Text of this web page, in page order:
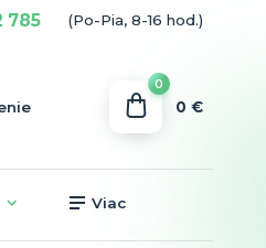
785 (Po-Pia, 8-16 hod.)
0
0 €
Viac